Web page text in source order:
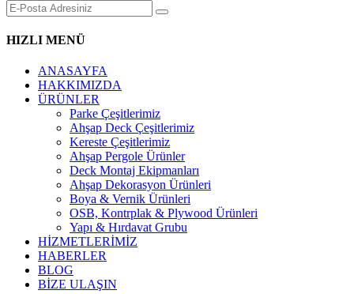
HIZLI MENÜ
ANASAYFA
HAKKIMIZDA
ÜRÜNLER
Parke Çeşitlerimiz
Ahşap Deck Çeşitlerimiz
Kereste Çeşitlerimiz
Ahşap Pergole Ürünler
Deck Montaj Ekipmanları
Ahşap Dekorasyon Ürünleri
Boya & Vernik Ürünleri
OSB, Kontrplak & Plywood Ürünleri
Yapı & Hırdavat Grubu
HİZMETLERİMİZ
HABERLER
BLOG
BİZE ULAŞIN